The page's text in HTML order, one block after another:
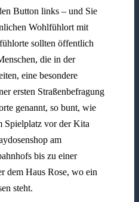
Button links – und Sie
Wohlfühlort mit
sollten öffentlich
die in der
eine besondere
ersten Straßenbefragung
genannt, so bunt, wie
Spielplatz vor der Kita
am
bis zu einer
dem Haus Rose, wo ein
steht.